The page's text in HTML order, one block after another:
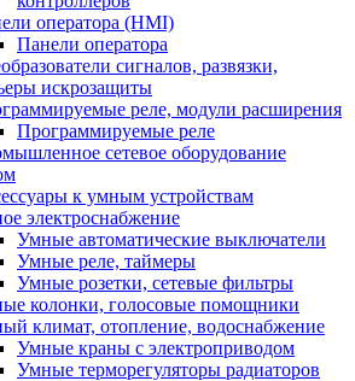
оператора (HMI)
Панели оператора
сигналов, развязки,
искрозащиты
реле, модули расширения
Программируемые реле
сетевое оборудование
к умным устройствам
электроснабжение
Умные автоматические выключатели
Умные реле, таймеры
Умные розетки, сетевые фильтры
колонки, голосовые помощники
климат, отопление, водоснабжение
Умные краны с электроприводом
Умные терморегуляторы радиаторов